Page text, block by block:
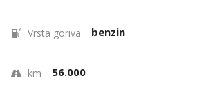
Vrsta goriva benzin
km 56.000